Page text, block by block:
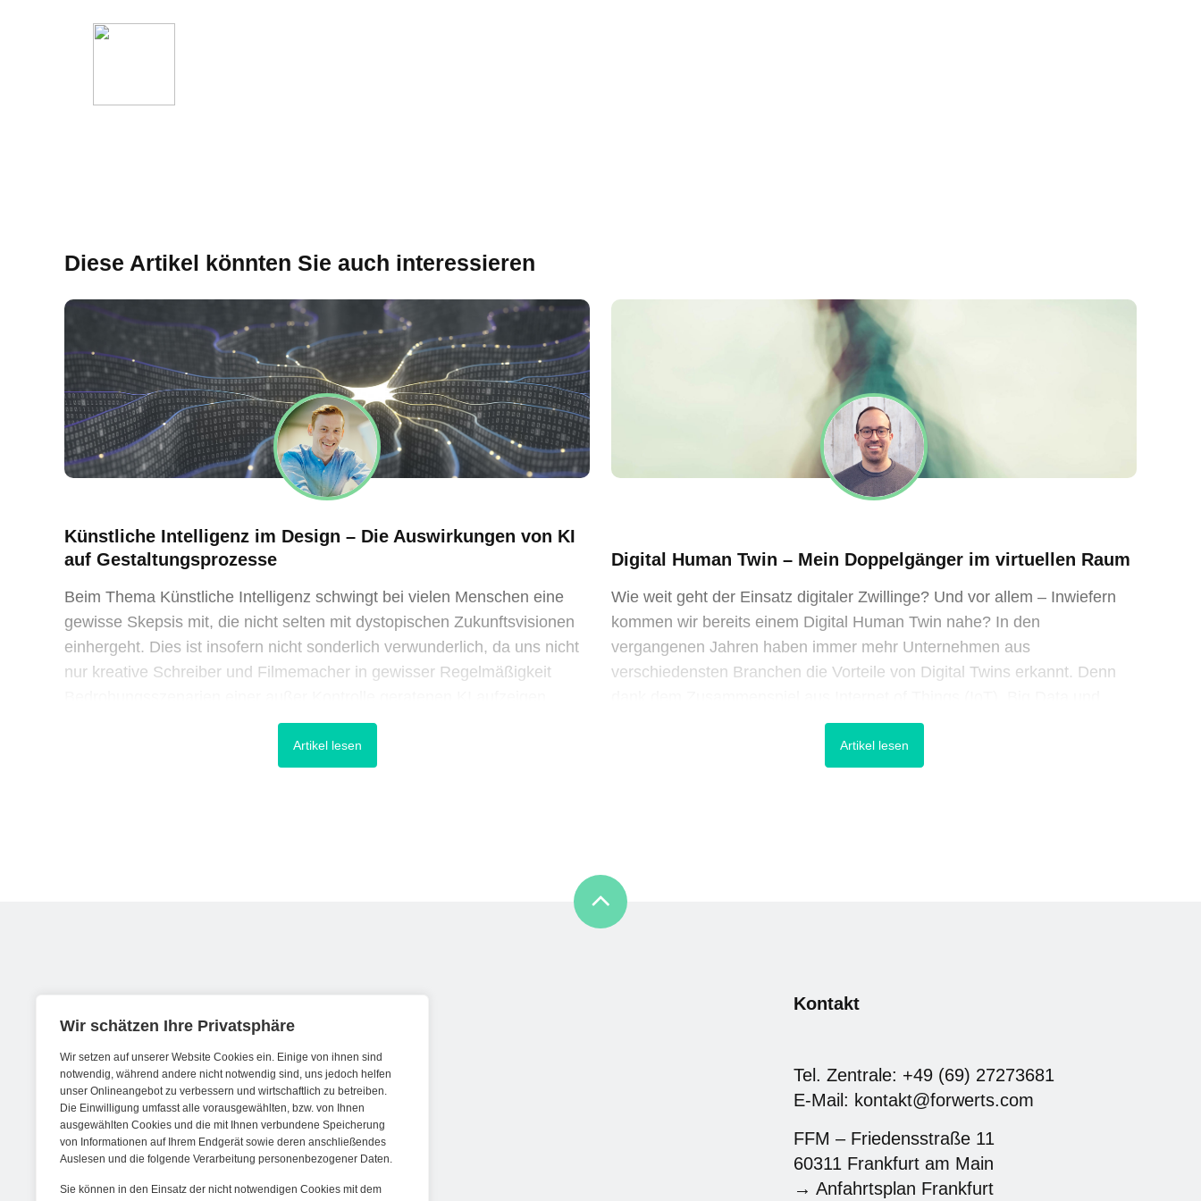
Wir schätzen Ihre Privatsphäre
Wir setzen auf unserer Website Cookies ein. Einige von ihnen sind
notwendig, während andere nicht notwendig sind, uns jedoch helfen
unser Onlineangebot zu verbessern und wirtschaftlich zu betreiben.
Die Einwilligung umfasst alle vorausgewählten, bzw. von Ihnen
ausgewählten Cookies und die mit Ihnen verbundene Speicherung
von Informationen auf Ihrem Endgerät sowie deren anschließendes
Auslesen und die folgende Verarbeitung personenbezogener Daten.
Sie können in den Einsatz der nicht notwendigen Cookies mit dem
Diese Artikel könnten Sie auch interessieren
Künstliche Intelligenz im Design – Die Auswirkungen von KI
auf Gestaltungsprozesse
Beim Thema Künstliche Intelligenz schwingt bei vielen Menschen eine
gewisse Skepsis mit, die nicht selten mit dystopischen Zukunftsvisionen
einhergeht. Dies ist insofern nicht sonderlich verwunderlich, da uns nicht
nur kreative Schreiber und Filmemacher in gewisser Regelmäßigkeit
sondern auch wissenschaftliche Pioniere wie Steph
Artikel lesen
Digital Human Twin – Mein Doppelgänger im virtuellen Raum
Wie weit geht der Einsatz digitaler Zwillinge? Und vor allem – Inwiefern
kommen wir bereits einem Digital Human Twin nahe? In den
vergangenen Jahren haben immer mehr Unternehmen aus
verschiedensten Branchen die Vorteile von Digital Twins erkannt. Denn
Künstlicher Intelligenz (KI) liefern diese digitalen […]
Artikel lesen
Wir sind stets auf der Suche nach neuen
Expert:innen die Lust haben, spannende
digitale Produkte und Services zu kreieren
und dabei stets die Nutzer:innen und
Kontakt
Tel. Zentrale: +49 (69) 27273681
E-Mail: kontakt@forwerts.com
FFM – Friedensstraße 11
60311 Frankfurt am Main
→ Anfahrtsplan Frankfurt